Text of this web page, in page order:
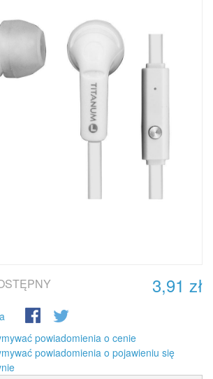
3,91 zł
powiadomienia o cenie
powiadomienia o pojawieniu się